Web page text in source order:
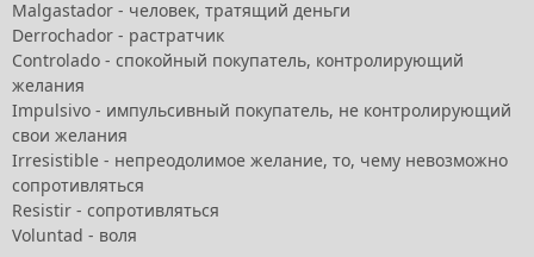
Malgastador - человек, тратящий деньги
Derrochador - растратчик
Controlado - спокойный покупатель, контролирующий
желания
Impulsivo - импульсивный покупатель, не контролирующий
свои желания
Irresistible - непреодолимое желание, то, чему невозможно
сопротивляться
Resistir - сопротивляться
Voluntad - воля